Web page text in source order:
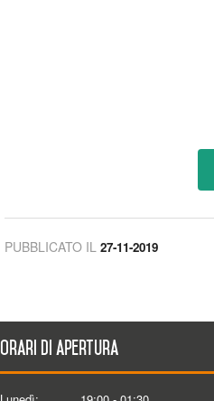
PUBBLICATO IL 27-11-2019
Orari di apertura